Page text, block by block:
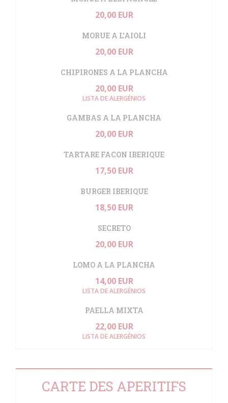
20,00 EUR
MORUE A L'AIOLI
20,00 EUR
CHIPIRONES A LA PLANCHA
20,00 EUR
LISTA DE ALERGÉNIOS
GAMBAS A LA PLANCHA
20,00 EUR
TARTARE FACON IBERIQUE
17,50 EUR
BURGER IBERIQUE
18,50 EUR
SECRETO
20,00 EUR
LOMO A LA PLANCHA
14,00 EUR
LISTA DE ALERGÉNIOS
PAELLA MIXTA
22,00 EUR
LISTA DE ALERGÉNIOS
CARTE DES APERITIFS